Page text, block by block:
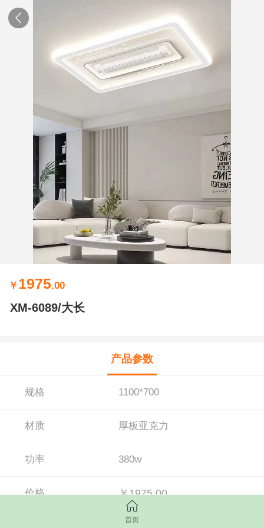
￥ 1975.00
XM-6089/大长
产品参数
规格 1100*700
材质 厚板亚克力
功率 380w
价格 ￥1975.00
首页